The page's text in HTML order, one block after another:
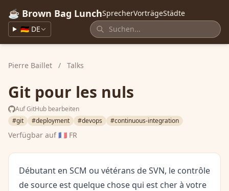
☕ Brown Bag LunchSprecherVorträgeStädte
🇩🇪 DE
Pierre Baillet / Talks
Git pour les nuls
Auf GitHub bearbeiten
#git
#deployment #devops #continuous-integration
Verfügbar auf🇫🇷 FR
Débutant en SCM ou vétérans de SVN, le contrôle
de source est quelque chose qui est cher à votre